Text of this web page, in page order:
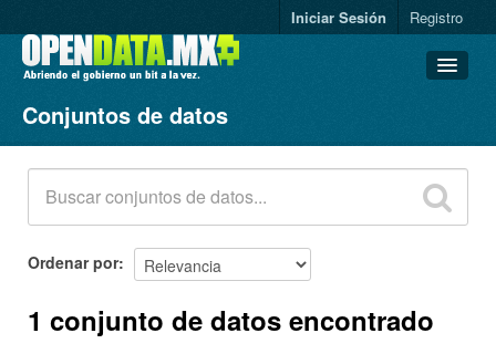
Iniciar Sesión Registro
Conjuntos de datos
Organizaciones
Grupos
Acerca de
Conjuntos de datos
Ordenar por
1 conjunto de datos encontrado